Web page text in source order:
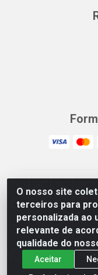
O nosso site
terceiros para
personalizada ao
relevante de
qualidade do
Aceitar
EP Elétrica LTDA
EP Elétrica